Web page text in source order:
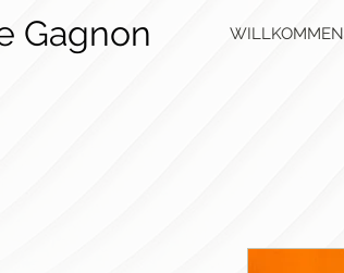
Gagnon WILLKOMMEN